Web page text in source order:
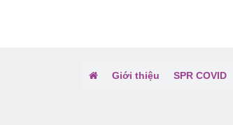
Giới thiệu SPR COVID